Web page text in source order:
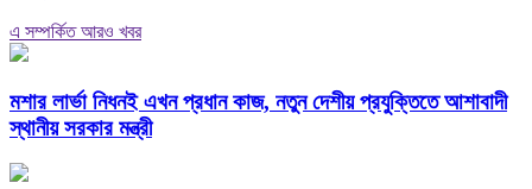
এ সম্পর্কিত আরও খবর
মশার লার্ভা নিধনই এখন প্রধান কাজ, নতুন দেশীয় প্রযুক্তিতে আশাবাদী
স্থানীয় সরকার মন্ত্রী